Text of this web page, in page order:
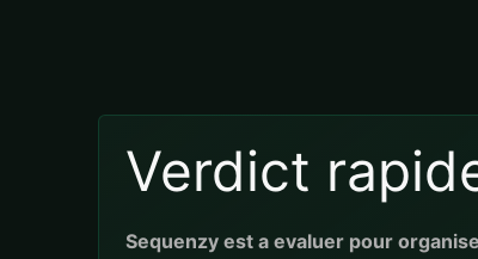
Verdict
Sequenzy est a evaluer pour